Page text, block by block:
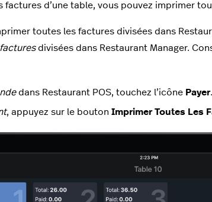
factures d’une table, vous pouvez imprimer
toutes les factures divisées dans
divisées dans Restaurant Manager.
dans Restaurant POS, touchez l’icône Payer.
, appuyez sur le bouton Imprimer Toutes Les